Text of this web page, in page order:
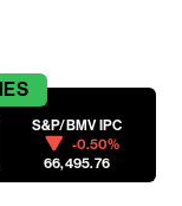
S&P/BMV IPC
-0.50%
66,495.76